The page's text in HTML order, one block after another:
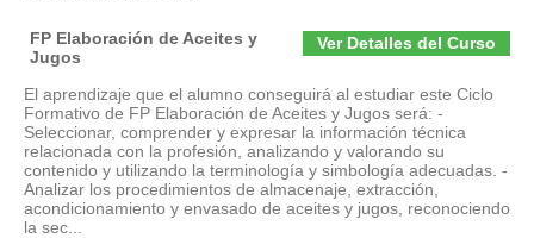
Ver Detalles del Curso
FP Elaboración de Aceites y
Jugos
El aprendizaje que el alumno conseguirá al estudiar este Ciclo
Formativo de FP Elaboración de Aceites y Jugos será: -
Seleccionar, comprender y expresar la información técnica
relacionada con la profesión, analizando y valorando su
contenido y utilizando la terminología y simbología adecuadas. -
Analizar los procedimientos de almacenaje, extracción,
acondicionamiento y envasado de aceites y jugos, reconociendo
la sec...